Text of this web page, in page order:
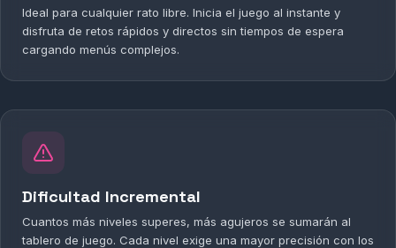
Ideal para cualquier rato libre. Inicia el juego al instante y
disfruta de retos rápidos y directos sin tiempos de espera
cargando menús complejos.
Dificultad Incremental
Cuantos más niveles superes, más agujeros se sumarán al
tablero de juego. Cada nivel exige una mayor precisión con los